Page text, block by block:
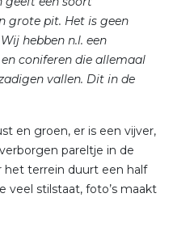
grote pit. Het is geen
hebben n.l. een
coniferen die allemaal
vallen. Dit in de
en groen, er is een vijver,
pareltje in de
het terrein duurt een half
veel stilstaat, foto’s maakt